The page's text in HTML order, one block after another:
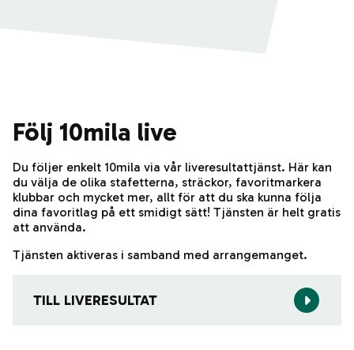
Följ 10mila live
Du följer enkelt 10mila via vår liveresultattjänst. Här kan
du välja de olika stafetterna, sträckor, favoritmarkera
klubbar och mycket mer, allt för att du ska kunna följa
dina favoritlag på ett smidigt sätt! Tjänsten är helt gratis
att använda.
Tjänsten aktiveras i samband med arrangemanget.
TILL LIVERESULTAT